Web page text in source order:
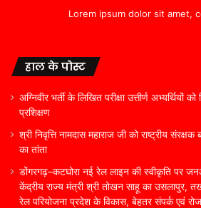
Lorem ipsum dolor sit amet,
हाल के पोस्ट
अग्निवीर भर्ती के लिखित परीक्षा उत्तीर्ण अभ्यर्थियों
प्रशिक्षण
श्री निवृत्ति नामदास महाराज जी को राष्ट्रीय
का तांता
डोंगरगढ़–कटघोरा नई रेल लाइन की स्वीकृति पर
केंद्रीय राज्य मंत्री श्री तोखन साहू का उसलापुर,
रेल परियोजना प्रदेश के विकास, बेहतर संपर्क एवं